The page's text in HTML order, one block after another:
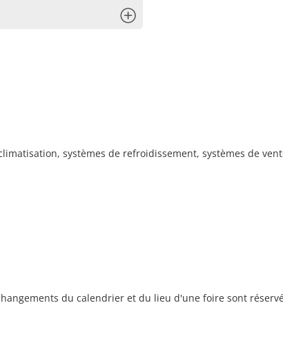
systèmes de refroidissement, systèmes de
du calendrier et du lieu d'une foire sont